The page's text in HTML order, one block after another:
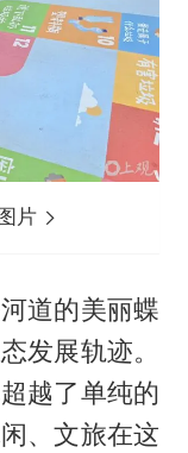
片
道的美丽蝶
发展轨迹。
越了单纯的
、文旅在这